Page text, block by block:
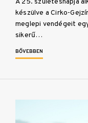
készülve a Cirko-
meglepi vendégeit
sikerű…
BŐVEBBEN